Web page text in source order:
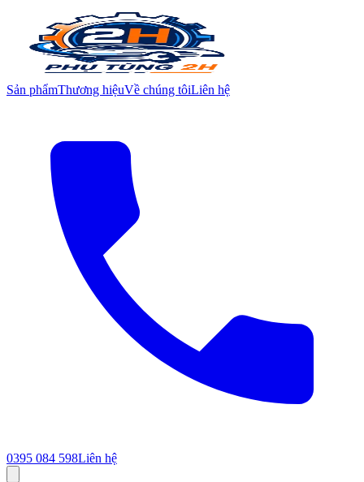
Sản phẩmThương hiệuVề chúng tôiLiên hệ
0395 084 598Liên hệ